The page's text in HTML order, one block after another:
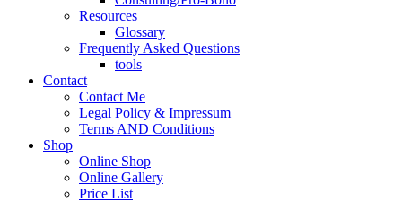
Resources
Glossary
Frequently Asked Questions
tools
Contact
Contact Me
Legal Policy & Impressum
Terms AND Conditions
Shop
Online Shop
Online Gallery
Price List